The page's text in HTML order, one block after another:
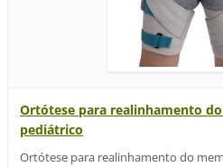
Ortótese para realinhamento
pediátrico
Ortótese para realinhamento do